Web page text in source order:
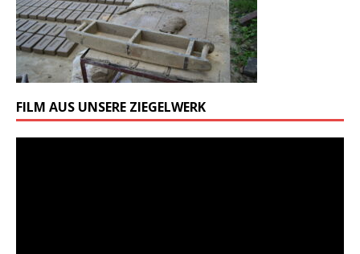
FILM AUS UNSERE ZIEGELWERK